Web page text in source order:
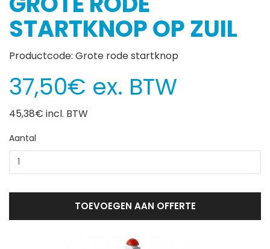
STARTKNOP OP ZUIL
Productcode: Grote rode startknop
37,50€ ex. BTW
45,38€ incl. BTW
Aantal
TOEVOEGEN AAN OFFERTE